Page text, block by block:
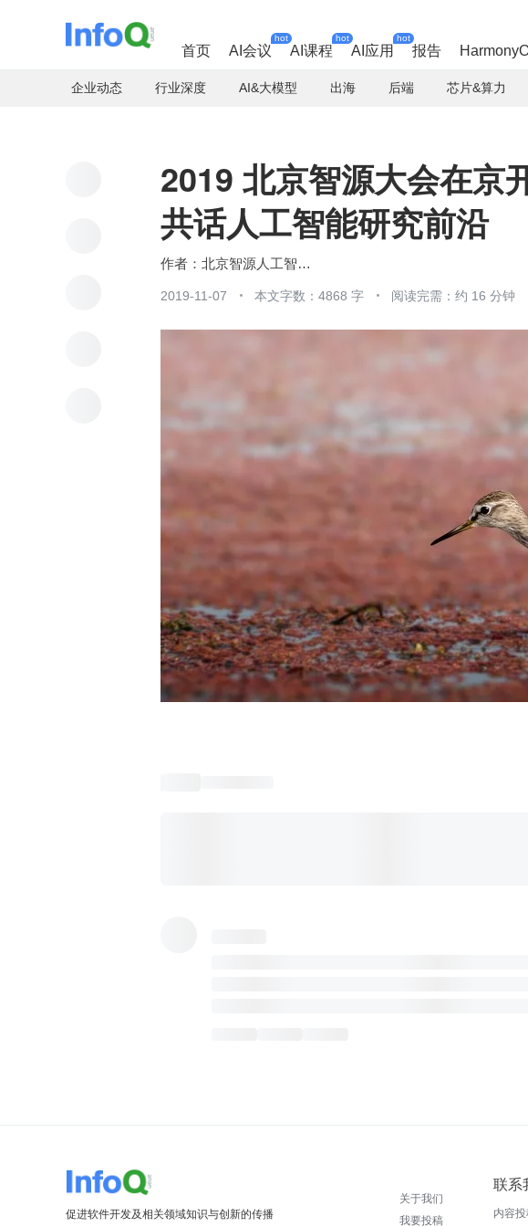
首页 AI会议
hot
AI课程
hot
AI应用
hot
报告
企业动态 行业深度 AI&大模型 出海 后端 芯片&算力
2019 北京智源大会在京
共话人工智能研究前沿
北京智源人工智能研究院
2019-11-07 本文字数：4868 字 阅读完需：约 16 分钟
促进软件开发及相关领域知识与创新的传播
关于我们
我要投稿
联系
内容